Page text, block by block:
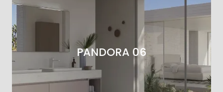
PANDORA 06